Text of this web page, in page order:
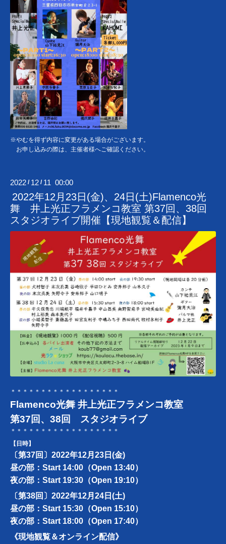
※やむを得ず内容に変更がある場合がございます。
お申し込みの際は、主催者様へご確認ください。
2022 / 12 / 11 00:00
2022年12月23日(金)、24日(土)Flamenco光
舞 井上光正フラメンコ教室 第37回、38回
スタジオライブ開催【現地観覧＆配信】
＊＊＊＊＊＊＊＊＊＊＊＊＊＊＊＊＊＊
Flamenco光舞 井上光正フラメンコ教室
第37回、38回 スタジオライブ
＊＊＊＊＊＊＊＊＊＊＊＊＊＊＊＊＊＊
【日時】
〔第37回〕 2022年12月23日(金)
昼の部：Start 14:00（Open 13:40）
夜の部：Start 19:30（Open 19:10）
〔第38回〕 2022年12月24日(土)
昼の部：Start 15:30（Open 15:10）
夜の部：Start 18:00（Open 17:40）
《現地観覧＆オンライン配信》